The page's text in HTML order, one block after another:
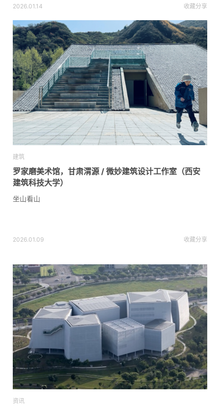
2026.01.14 收藏分享
建筑
罗家磨美术馆，甘肃渭源 / 微妙建筑设计工作室（西安
建筑科技大学）
坐山看山
2026.01.09 收藏分享
资讯